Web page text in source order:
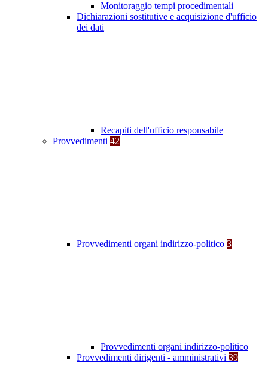
Monitoraggio tempi procedimentali
Dichiarazioni sostitutive e acquisizione d'ufficio
dei dati
Recapiti dell'ufficio responsabile
Provvedimenti 42
Provvedimenti organi indirizzo-politico 3
Provvedimenti organi indirizzo-politico
Provvedimenti dirigenti - amministrativi 39